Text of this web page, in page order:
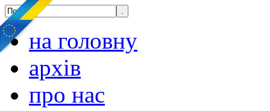
на головну
архів
про нас